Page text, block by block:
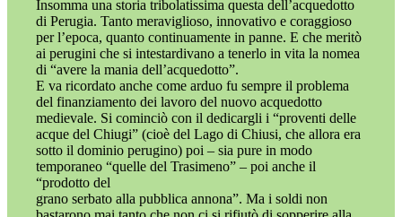
Insomma una storia tribolatissima questa dell’acquedotto
di Perugia. Tanto meraviglioso, innovativo e coraggioso
per l’epoca, quanto continuamente in panne. E che meritò
ai perugini che si intestardivano a tenerlo in vita la nomea
di “avere la mania dell’acquedotto”.
E va ricordato anche come arduo fu sempre il problema
del finanziamento dei lavoro del nuovo acquedotto
medievale. Si cominciò con il dedicargli i “proventi delle
acque del Chiugi” (cioè del Lago di Chiusi, che allora era
sotto il dominio perugino) poi – sia pure in modo
temporaneo “quelle del Trasimeno” – poi anche il
“prodotto del
grano serbato alla pubblica annona”. Ma i soldi non